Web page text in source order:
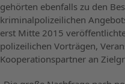
gehörten ebenfalls zu den
kriminalpolizeilichen
erst Mitte 2015
polizeilichen Vorträgen,
Kooperationspartner an